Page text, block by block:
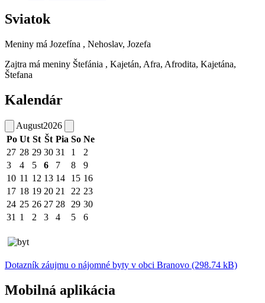
Sviatok
Meniny má Jozefína , Nehoslav, Jozefa
Zajtra má meniny Štefánia , Kajetán, Afra, Afrodita, Kajetána,
Štefana
Kalendár
August2026
Po Ut St Št Pia So Ne
27 28 29 30 31 1
2
3
4 5 6 7 8
9
10 11 12 13 14 15 16
17 18 19 20 21 22 23
24 25 26 27 28 29 30
31 1 2 3 4 5 6
Dotazník záujmu o nájomné byty v obci Branovo (298.74 kB)
Mobilná aplikácia